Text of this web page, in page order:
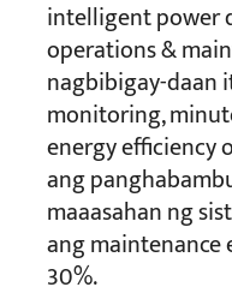
intelligent power
operations &
nagbibigay-daan
monitoring,
energy efficiency
ang
maaasahan ng
ang maintenance
30%.